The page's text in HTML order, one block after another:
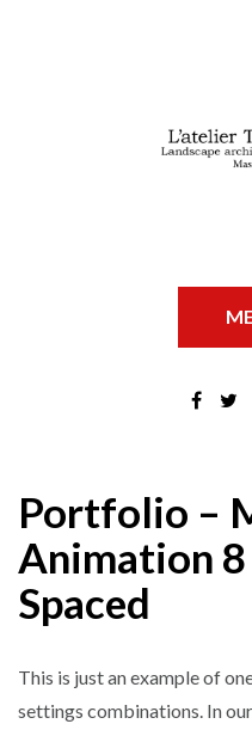
Portfolio –
Animation
Spaced
This is just an example of
settings combinations. In